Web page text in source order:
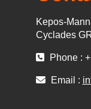
Kepos-
Cyclades
Phone :
Email :